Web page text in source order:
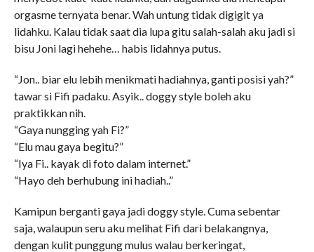
orgasme ternyata benar. Wah untung tidak digigit ya
lidahku. Kalau tidak saat dia lupa gitu salah-salah aku jadi si
bisu Joni lagi hehehe… habis lidahnya putus.
“Jon.. biar elu lebih menikmati hadiahnya, ganti posisi yah?”
tawar si Fifi padaku. Asyik.. doggy style boleh aku
praktikkan nih.
“Gaya nungging yah Fi?”
“Elu mau gaya begitu?”
“Iya Fi.. kayak di foto dalam internet.”
“Hayo deh berhubung ini hadiah..”
Kamipun berganti gaya jadi doggy style. Cuma sebentar
saja, walaupun seru aku melihat Fifi dari belakangnya,
dengan kulit punggung mulus walau berkeringat,